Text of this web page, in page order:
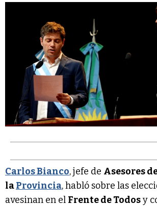
Carlos Bianco, jefe de Asesores
laProvincia, habló sobre las
avesinan en el Frente de Todosy